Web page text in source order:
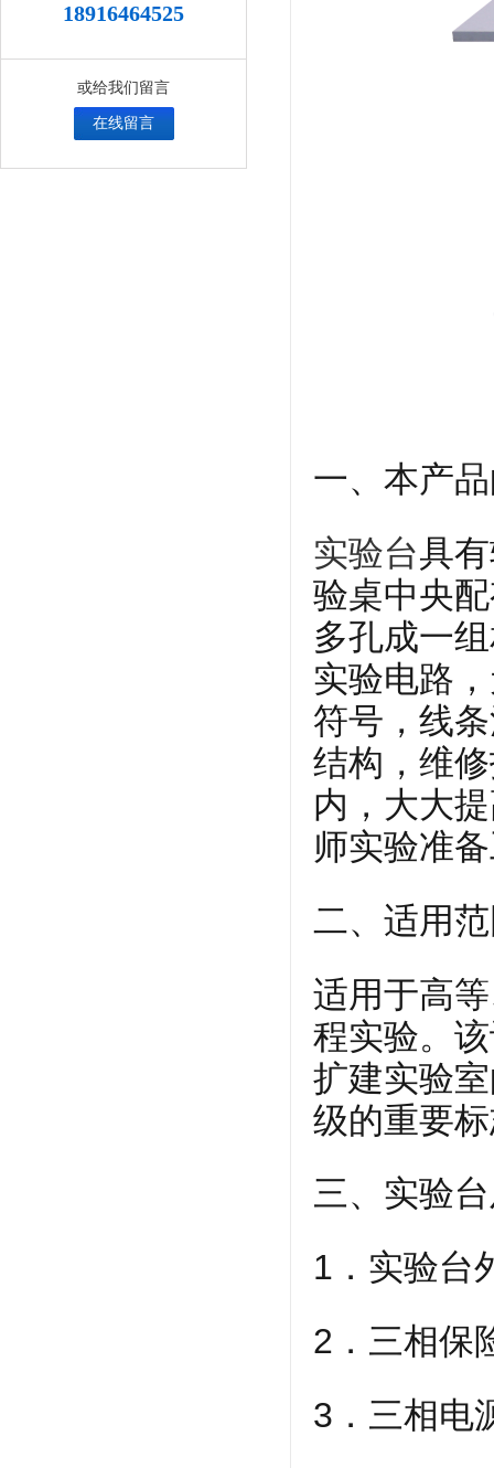
18916464525
或给我们留言
在线留言
一、本产
实验台具
验桌中央
多孔成一
实验电路
符号，线
结构，维
内，大大
师实验准
二、适用
适用于高
程实验。
扩建实验
级的重要
三、实验
1．实验台
2．三相保
3．三相电